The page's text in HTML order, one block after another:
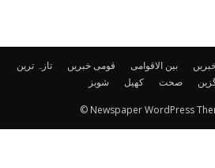
تازہ ترین قومی خبریں بین الاقوامی
شوبز
کھیل صحت
© Newspaper WordPress